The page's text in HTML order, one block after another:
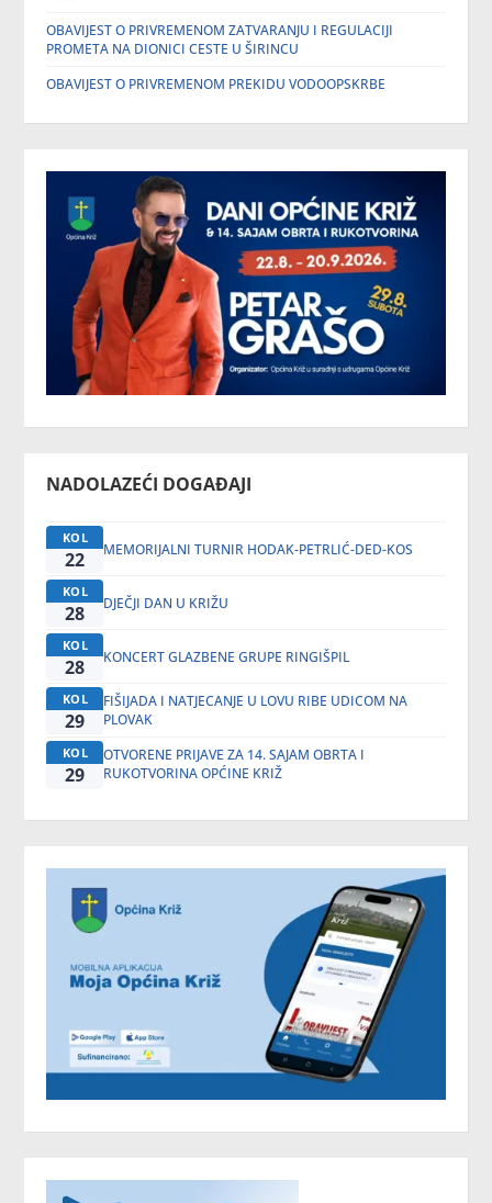
OBAVIJEST O PRIVREMENOM ZATVARANJU I REGULACIJI
PROMETA NA DIONICI CESTE U ŠIRINCU
OBAVIJEST O PRIVREMENOM PREKIDU VODOOPSKRBE
NADOLAZEĆI DOGAĐAJI
KOL
22 MEMORIJALNI TURNIR HODAK-PETRLIĆ-DED-KOS
KOL
28 DJEČJI DAN U KRIŽU
KOL
28 KONCERT GLAZBENE GRUPE RINGIŠPIL
KOL
29
FIŠIJADA I NATJECANJE U LOVU RIBE UDICOM NA
PLOVAK
KOL
29
OTVORENE PRIJAVE ZA 14. SAJAM OBRTA I
RUKOTVORINA OPĆINE KRIŽ